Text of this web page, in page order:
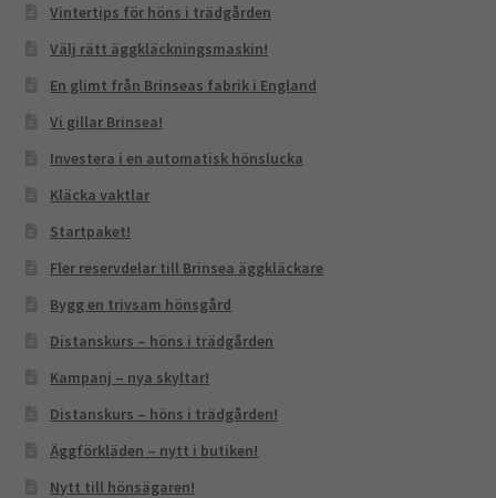
Vintertips för höns i trädgården
Välj rätt äggkläckningsmaskin!
En glimt från Brinseas fabrik i England
Vi gillar Brinsea!
Investera i en automatisk hönslucka
Kläcka vaktlar
Startpaket!
Fler reservdelar till Brinsea äggkläckare
Bygg en trivsam hönsgård
Distanskurs – höns i trädgården
Kampanj – nya skyltar!
Distanskurs – höns i trädgården!
Äggförkläden – nytt i butiken!
Nytt till hönsägaren!